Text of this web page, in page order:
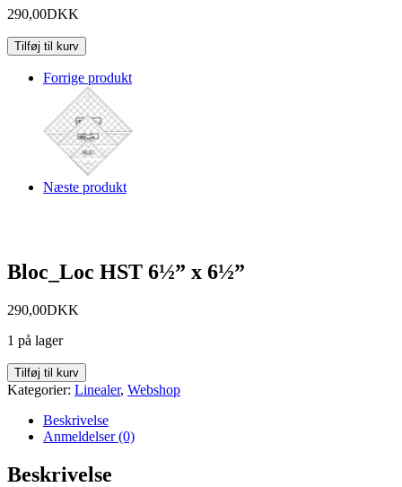
290,00DKK
Tilføj til kurv
Forrige produkt
Næste produkt
Bloc_Loc HST 6½” x 6½”
290,00DKK
1 på lager
Tilføj til kurv
Kategorier: Linealer, Webshop
Beskrivelse
Anmeldelser (0)
Beskrivelse